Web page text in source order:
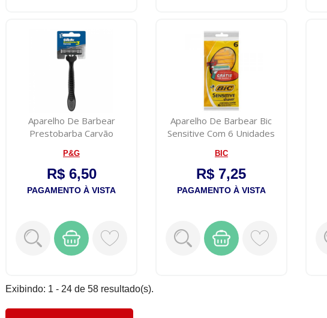
Aparelho De Barbear
Prestobarba Carvão
P&G
R$ 6,50
PAGAMENTO À VISTA
Aparelho De Barbear Bic
Sensitive Com 6 Unidades
BIC
R$ 7,25
PAGAMENTO À VISTA
Exibindo: 1 - 24 de 58 resultado(s).